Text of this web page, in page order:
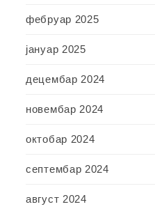
фебруар 2025
јануар 2025
децембар 2024
новембар 2024
октобар 2024
септембар 2024
август 2024